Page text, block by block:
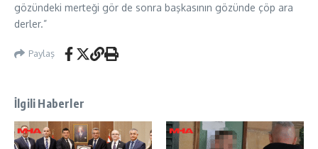
gözündeki merteği gör de sonra başkasının gözünde çöp ara
derler.”
Paylaş
İlgili Haberler